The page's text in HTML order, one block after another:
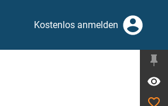
Kostenlos anmelden